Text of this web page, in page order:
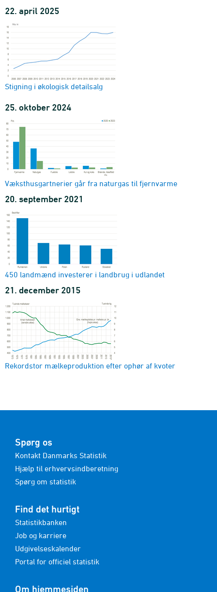
22. april 2025
Stigning i økologisk detailsalg
25. oktober 2024
Væksthusgartnerier går fra naturgas til fjernvarme
20. september 2021
450 landmænd investerer i landbrug i udlandet
21. december 2015
Rekordstor mælkeproduktion efter ophør af kvoter
Spørg os
Kontakt Danmarks Statistik
Hjælp til erhvervsindberetning
Spørg om statistik
Find det hurtigt
Statistikbanken
Job og karriere
Udgivelseskalender
Portal for officiel statistik
Om hjemmesiden